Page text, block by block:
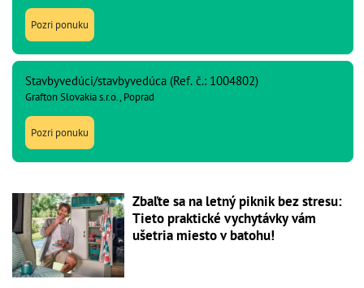
Pozri ponuku
Stavbyvedúci/stavbyvedúca (Ref. č.: 1004802)
Grafton Slovakia s.r.o., Poprad
Pozri ponuku
Zbaľte sa na letný piknik bez stresu:
Tieto praktické vychytávky vám
ušetria miesto v batohu!